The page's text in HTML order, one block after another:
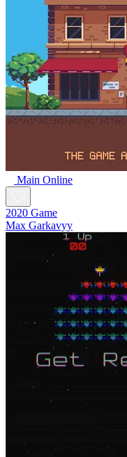
Main Online
2020 Game
Max Garkavyy